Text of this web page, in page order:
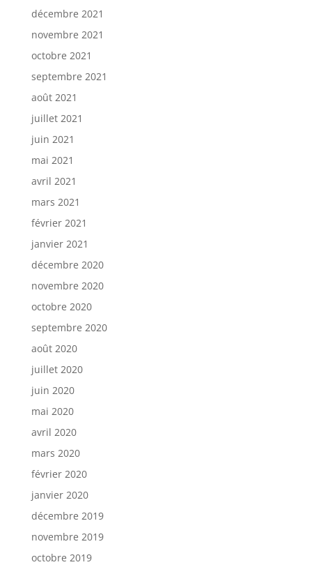
décembre 2021
novembre 2021
octobre 2021
septembre 2021
août 2021
juillet 2021
juin 2021
mai 2021
avril 2021
mars 2021
février 2021
janvier 2021
décembre 2020
novembre 2020
octobre 2020
septembre 2020
août 2020
juillet 2020
juin 2020
mai 2020
avril 2020
mars 2020
février 2020
janvier 2020
décembre 2019
novembre 2019
octobre 2019